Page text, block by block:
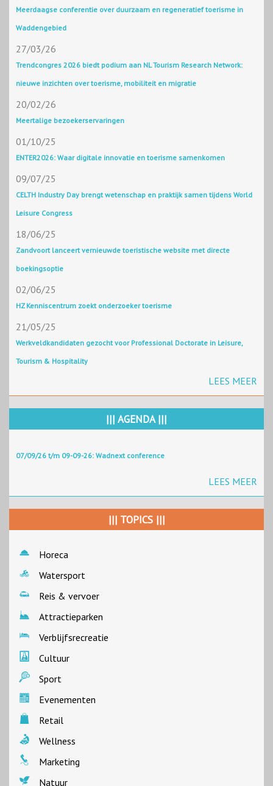
Meerdaagse conferentie over duurzaam en regeneratief toerisme in
Waddengebied
27/03/26
Trendcongres 2026 biedt podium aan NL Tourism Research Network:
nieuwe inzichten over toerisme, mobiliteit en migratie
20/02/26
Meertalige bezoekerservaringen
01/10/25
ENTER2026: Waar digitale innovatie en toerisme samenkomen
09/07/25
CELTH Industry Day brengt wetenschap en praktijk samen tijdens World
Leisure Congress
18/06/25
Zandvoort lanceert vernieuwde toeristische website met directe
boekingsoptie
02/06/25
HZ Kenniscentrum zoekt onderzoeker toerisme
21/05/25
Werkveldkandidaten gezocht voor Professional Doctorate in Leisure,
Tourism & Hospitality
LEES MEER
||| AGENDA |||
07/09/26 t/m 09-09-26: Wadnext conference
LEES MEER
||| TOPICS |||
Horeca
Watersport
Reis & vervoer
Attractieparken
Verblijfsrecreatie
Cultuur
Sport
Evenementen
Retail
Wellness
Marketing
Natuur